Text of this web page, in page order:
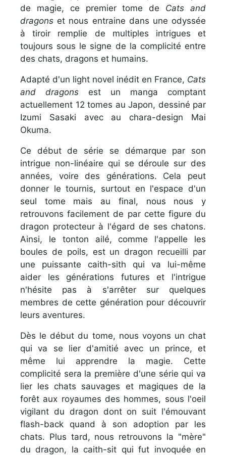
de magie, ce premier tome de Cats and
dragons et nous entraine dans une odyssée
à tiroir remplie de multiples intrigues et
toujours sous le signe de la complicité entre
des chats, dragons et humains.
Adapté d'un light novel inédit en France, Cats
and dragons est un manga comptant
actuellement 12 tomes au Japon, dessiné par
Izumi Sasaki avec au chara-design Mai
Okuma.
Ce début de série se démarque par son
intrigue non-linéaire qui se déroule sur des
années, voire des générations. Cela peut
donner le tournis, surtout en l'espace d'un
seul tome mais au final, nous nous y
retrouvons facilement de par cette figure du
dragon protecteur à l'égard de ses chatons.
Ainsi, le tonton ailé, comme l'appelle les
boules de poils, est un dragon recueilli par
une puissante caith-sith qui va lui-même
aider les générations futures et l'intrigue
n'hésite pas à s'arrêter sur quelques
membres de cette génération pour découvrir
leurs aventures.
Dès le début du tome, nous voyons un chat
qui va se lier d'amitié avec un prince, et
même lui apprendre la magie. Cette
complicité sera la première d'une série qui va
lier les chats sauvages et magiques de la
forêt aux royaumes des hommes, sous l'oeil
vigilant du dragon dont on suit l'émouvant
flash-back quand à son adoption par les
chats. Plus tard, nous retrouvons la "mère"
du dragon, la caith-sit qui fut invoquée en